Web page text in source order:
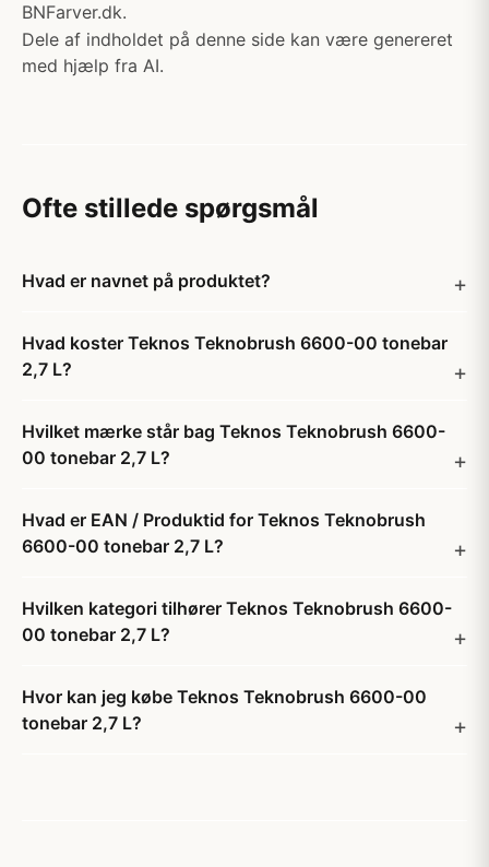
BNFarver.dk.
Dele af indholdet på denne side kan være genereret
med hjælp fra AI.
Ofte stillede spørgsmål
Hvad er navnet på produktet?
Hvad koster Teknos Teknobrush 6600-00 tonebar
2,7 L?
Hvilket mærke står bag Teknos Teknobrush 6600-
00 tonebar 2,7 L?
Hvad er EAN / Produktid for Teknos Teknobrush
6600-00 tonebar 2,7 L?
Hvilken kategori tilhører Teknos Teknobrush 6600-
00 tonebar 2,7 L?
Hvor kan jeg købe Teknos Teknobrush 6600-00
tonebar 2,7 L?